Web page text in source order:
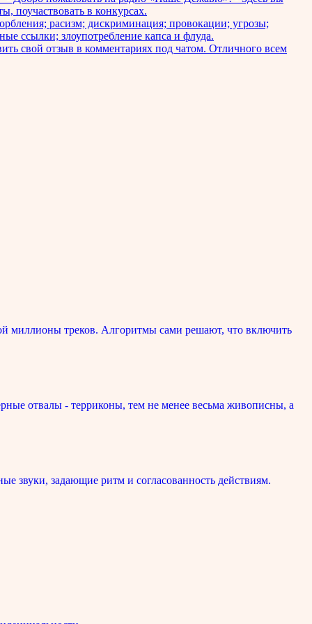
поучаствовать в конкурсах.
расизм; дискриминация; провокации; угрозы;
ссылки; злоупотребление капса и флуда.
свой отзыв в комментариях под чатом. Отличного всем
миллионы треков. Алгоритмы сами решают, что включить
отвалы - терриконы, тем не менее весьма живописны, а
звуки, задающие ритм и согласованность действиям.